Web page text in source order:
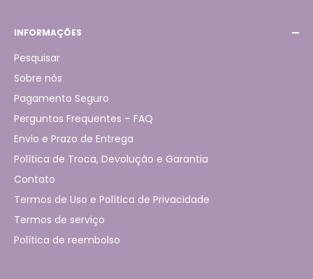
Produtos
Pagamento Seguro
Rastreio de Pedidos
Sobre nós
Contato
INFORMAÇÕES
Pesquisar
Sobre nós
Pagamento Seguro
Perguntas Frequentes – FAQ
Envio e Prazo de Entrega
Política de Troca, Devolução e Garantia
Contato
Termos de Uso e Política de Privacidade
Termos de serviço
Política de reembolso